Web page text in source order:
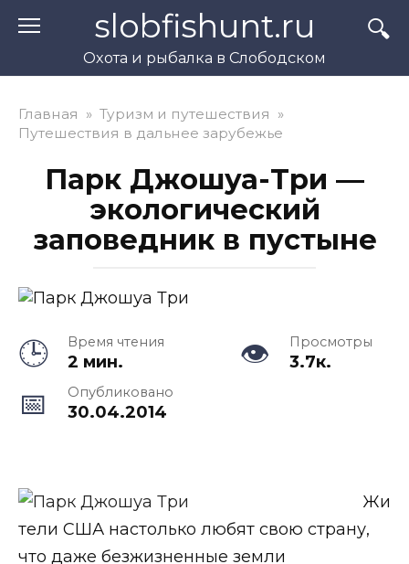
slobfishunt.ru
Охота и рыбалка в Слободском
Главная » Туризм и путешествия »
Путешествия в дальнее зарубежье
Парк Джошуа-Три —
экологический
заповедник в пустыне
Время чтения
2 мин.
Просмотры
3.7к.
Опубликовано
30.04.2014
Жи
тели США настолько любят свою страну,
что даже безжизненные земли